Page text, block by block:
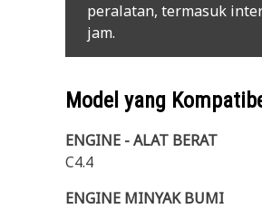
peralatan, termasuk
jam.
Model yang
ENGINE - ALAT BERAT
C4.4
ENGINE MINYAK BUMI